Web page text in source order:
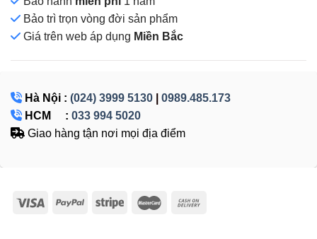
Bảo trì trọn vòng đời sản phẩm
Giá trên web áp dụng Miền Bắc
Hà Nội : (024) 3999 5130
0989.485.173
HCM : 033 994 5020
Giao hàng tận nơi mọi địa điểm